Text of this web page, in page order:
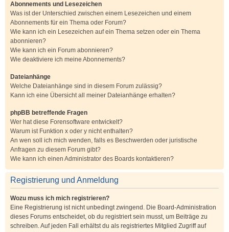
Abonnements und Lesezeichen
Was ist der Unterschied zwischen einem Lesezeichen und einem
Abonnements für ein Thema oder Forum?
Wie kann ich ein Lesezeichen auf ein Thema setzen oder ein Thema
abonnieren?
Wie kann ich ein Forum abonnieren?
Wie deaktiviere ich meine Abonnements?
Dateianhänge
Welche Dateianhänge sind in diesem Forum zulässig?
Kann ich eine Übersicht all meiner Dateianhänge erhalten?
phpBB betreffende Fragen
Wer hat diese Forensoftware entwickelt?
Warum ist Funktion x oder y nicht enthalten?
An wen soll ich mich wenden, falls es Beschwerden oder juristische
Anfragen zu diesem Forum gibt?
Wie kann ich einen Administrator des Boards kontaktieren?
Registrierung und Anmeldung
Wozu muss ich mich registrieren?
Eine Registrierung ist nicht unbedingt zwingend. Die Board-Administration
dieses Forums entscheidet, ob du registriert sein musst, um Beiträge zu
schreiben. Auf jeden Fall erhältst du als registriertes Mitglied Zugriff auf